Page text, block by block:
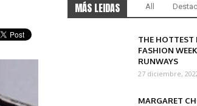
MÁS LEIDAS All
THE HOTTEST
FASHION
RUNWAYS
27 diciembre,
MARGARET